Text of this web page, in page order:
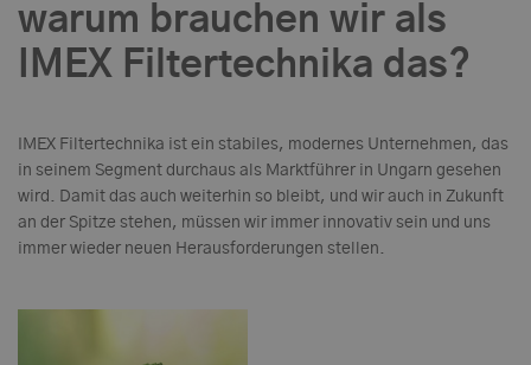
warum brauchen wir als
IMEX Filtertechnika das?
IMEX Filtertechnika ist ein stabiles, modernes Unternehmen, das
in seinem Segment durchaus als Marktführer in Ungarn gesehen
wird. Damit das auch weiterhin so bleibt, und wir auch in Zukunft
an der Spitze stehen, müssen wir immer innovativ sein und uns
immer wieder neuen Herausforderungen stellen.